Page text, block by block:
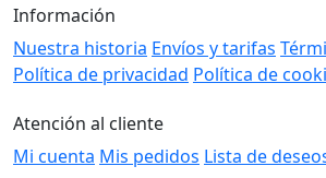
Información
Nuestra historia Envíos y tarifas
Política de privacidad Política de
Atención al cliente
Mi cuenta Mis pedidos Lista de